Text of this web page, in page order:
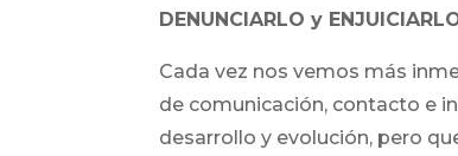
DENUNCIARLO y
Cada vez nos vemos más
de comunicación, contacto e
desarrollo y evolución, pero